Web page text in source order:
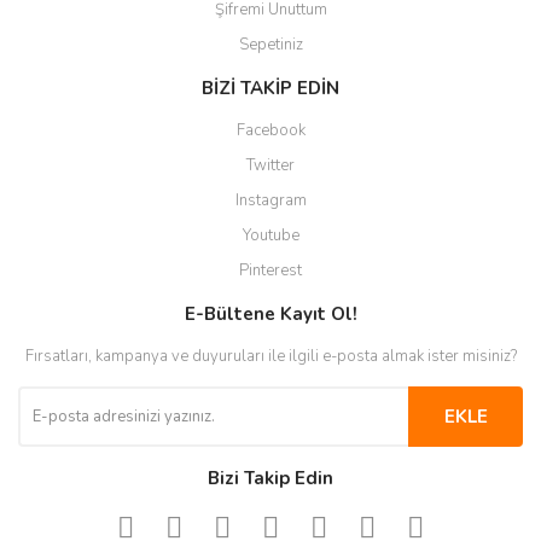
Şifremi Unuttum
Sepetiniz
BİZİ TAKİP EDİN
Facebook
Twitter
Instagram
Youtube
Pinterest
E-Bültene Kayıt Ol!
Fırsatları, kampanya ve duyuruları ile ilgili e-posta almak ister misiniz?
EKLE
Bizi Takip Edin